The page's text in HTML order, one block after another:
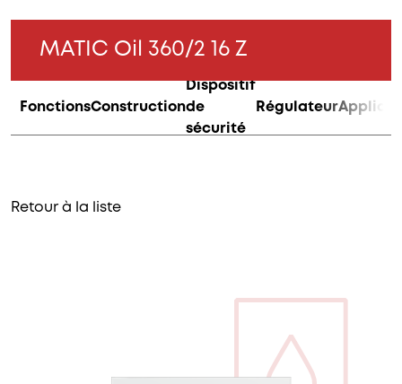
MATIC Oil 360/2 16 Z
FonctionsConstruction
Dispositif
de
sécurité
Régulateur
Retour à la liste